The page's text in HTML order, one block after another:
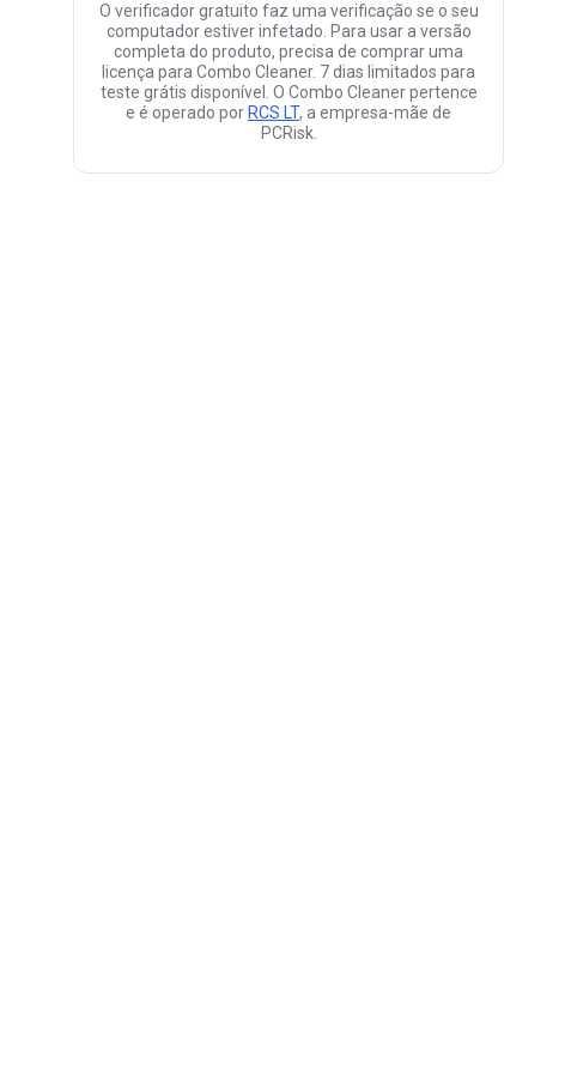
O verificador gratuito faz uma verificação se o seu
computador estiver infetado. Para usar a versão
completa do produto, precisa de comprar uma
licença para Combo Cleaner. 7 dias limitados para
teste grátis disponível. O Combo Cleaner pertence
e é operado por RCS LT, a empresa-mãe de
PCRisk.